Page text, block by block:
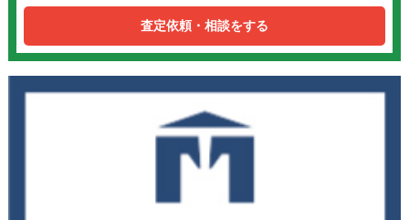
査定依頼・相談をする